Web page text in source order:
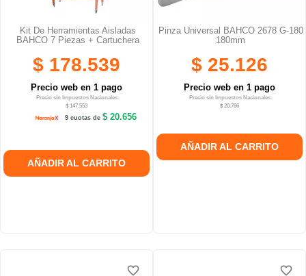
Kit De Herramientas Aisladas
BAHCO 7 Piezas + Cartuchera
$ 178.539
Precio web en 1 pago
Precio sin Impuestos Nacionales
$ 147.553
9 cuotas de$ 20.656
AÑADIR AL CARRITO
Pinza Universal BAHCO 2678 G-180
180mm
$ 25.126
Precio web en 1 pago
Precio sin Impuestos Nacionales
$ 20.766
AÑADIR AL CARRITO
favorite_border
favorite_border favorite_border
favorite_border